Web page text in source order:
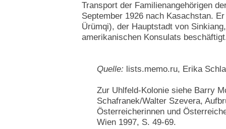
Transport der Familienangehörigen
September 1926 nach Kasachstan.
Ürümqi), der Hauptstadt von
amerikanischen Konsulats
Quelle: lists.memo.ru, Erika
Zur Uhlfeld-Kolonie siehe Barry
Schafranek/Walter Szevera,
Österreicherinnen und
Wien 1997, S. 49-69.